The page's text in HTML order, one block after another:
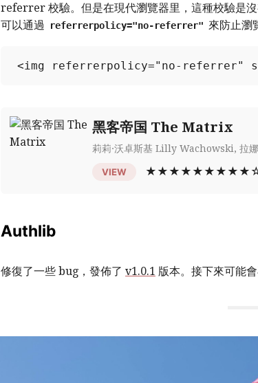
referrer 校驗。但是在現代瀏覽器里，這種校驗是
可以通過
referrerpolicy="no-referrer" 來防止瀏
<img referrerpolicy="no-referrer"
黑客帝国 The Matrix
莉莉·沃卓斯基 Lilly Wachowski, 拉
VIEW ★★★★★★★★★☆
Authlib
修復了一些 bug，發佈了 v1.0.1 版本。接下來可能